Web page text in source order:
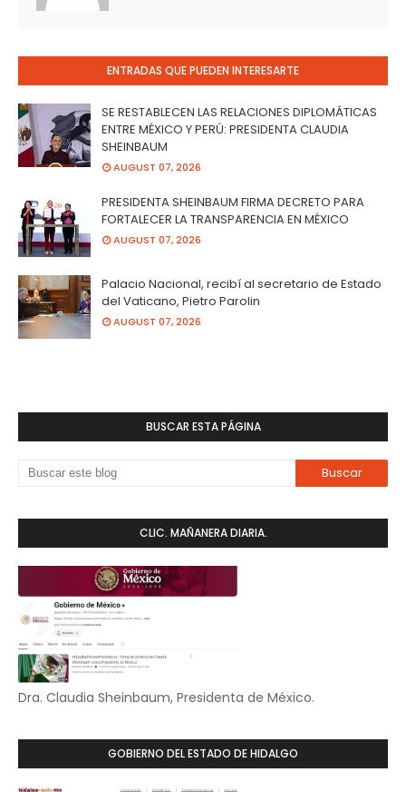
ENTRADAS QUE PUEDEN INTERESARTE
SE RESTABLECEN LAS RELACIONES DIPLOMÁTICAS
ENTRE MÉXICO Y PERÚ: PRESIDENTA CLAUDIA
SHEINBAUM
AUGUST 07, 2026
PRESIDENTA SHEINBAUM FIRMA DECRETO PARA
FORTALECER LA TRANSPARENCIA EN MÉXICO
AUGUST 07, 2026
Palacio Nacional, recibí al secretario de Estado
del Vaticano, Pietro Parolin
AUGUST 07, 2026
BUSCAR ESTA PÁGINA
CLIC. MAÑANERA DIARIA.
Dra. Claudia Sheinbaum, Presidenta de México.
GOBIERNO DEL ESTADO DE HIDALGO